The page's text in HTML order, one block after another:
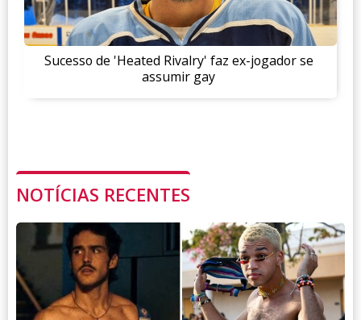
Sucesso de 'Heated Rivalry' faz ex-jogador se
assumir gay
NOTÍCIAS RECENTES